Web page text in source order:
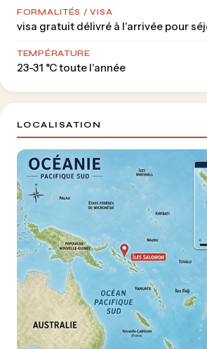
FORMALITÉS / VISA
visa gratuit délivré à l'arrivée pour
TEMPÉRATURE
23-31 °C toute l'année
LOCALISATION